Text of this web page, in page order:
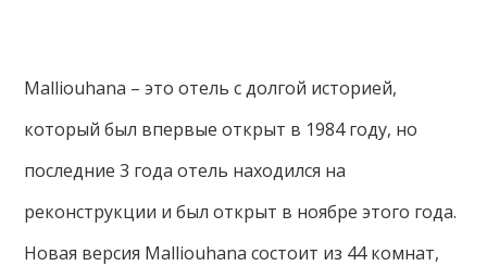
Malliouhana – это отель с долгой историей,
который был впервые открыт в 1984 году, но
последние 3 года отель находился на
реконструкции и был открыт в ноябре этого года.
Новая версия Malliouhana состоит из 44 комнат,